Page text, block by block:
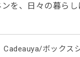
を、日々の暮らし
Cadeauya/ボックス